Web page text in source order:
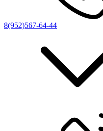
8(952)567-64-44